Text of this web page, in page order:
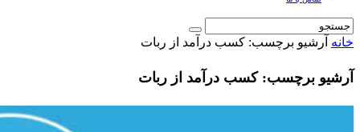
خانه آرشیو برچسب: کسب درآمد از ربات
آرشیو برچسب: کسب درآمد از ربات